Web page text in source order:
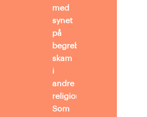
med
synet
på
begrebet
skam
i
andre
religioner.
Som